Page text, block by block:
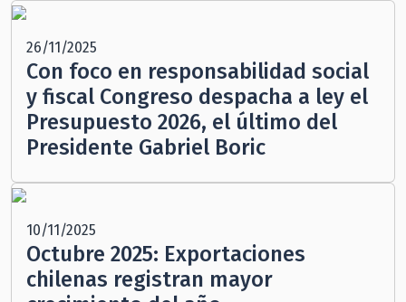
26/11/2025
Con foco en responsabilidad social
y fiscal Congreso despacha a ley el
Presupuesto 2026, el último del
Presidente Gabriel Boric
10/11/2025
Octubre 2025: Exportaciones
chilenas registran mayor